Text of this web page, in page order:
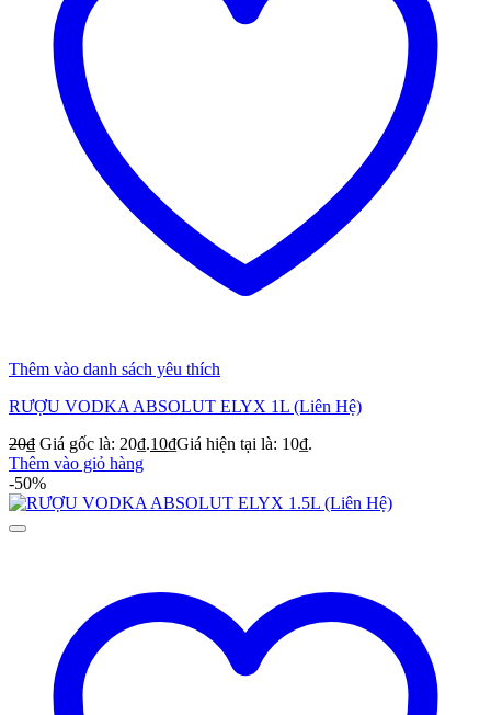
Thêm vào danh sách yêu thích
RƯỢU VODKA ABSOLUT ELYX 1L (Liên Hệ)
20₫ Giá gốc là: 20₫.10₫Giá hiện tại là: 10₫.
Thêm vào giỏ hàng
-50%